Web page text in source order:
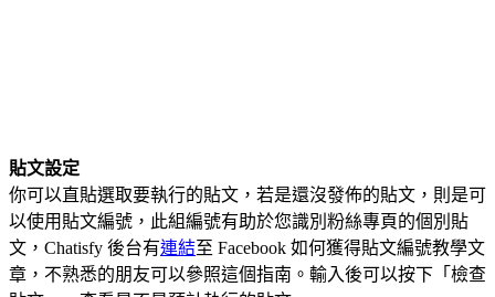
貼文設定
你可以直貼選取要執行的貼文，若是還沒發佈的貼文，則是可
以使用貼文編號，此組編號有助於您識別粉絲專頁的個別貼
文，Chatisfy 後台有連結至 Facebook 如何獲得貼文編號教學文
章，不熟悉的朋友可以參照這個指南。輸入後可以按下「檢查